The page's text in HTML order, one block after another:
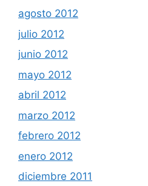
agosto 2012
julio 2012
junio 2012
mayo 2012
abril 2012
marzo 2012
febrero 2012
enero 2012
diciembre 2011